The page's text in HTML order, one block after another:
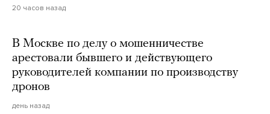
20 часов назад
В Москве по делу о мошенничестве
арестовали бывшего и действующего
руководителей компании по производству
дронов
день назад